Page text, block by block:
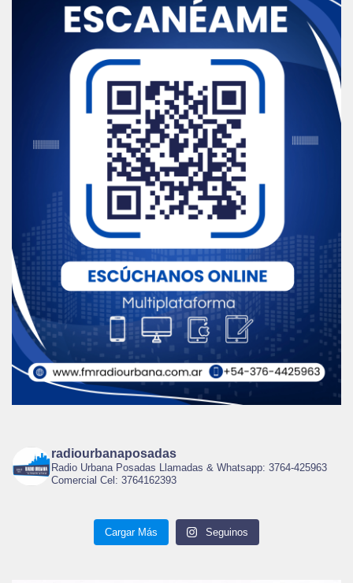
radiourbanaposadas
Radio Urbana Posadas Llamadas & Whatsapp: 3764-425963
Comercial Cel: 3764162393
Cargar Más Seguinos